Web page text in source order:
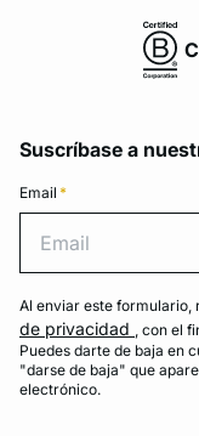
Suscríbase a
Email *
Al enviar este formulario,
de privacidad , con el
Puedes darte de baja en
"darse de baja" que
electrónico.